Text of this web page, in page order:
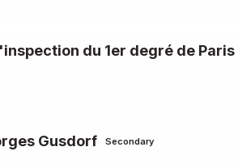
du 1er degré de
Gusdorf Secondary